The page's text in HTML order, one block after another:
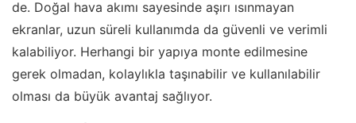
de. Doğal hava akımı sayesinde aşırı ısınmayan
ekranlar, uzun süreli kullanımda da güvenli ve verimli
kalabiliyor. Herhangi bir yapıya monte edilmesine
gerek olmadan, kolaylıkla taşınabilir ve kullanılabilir
olması da büyük avantaj sağlıyor.